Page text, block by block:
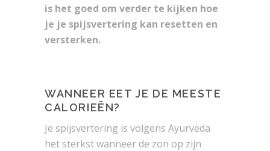
is het goed om verder te kijken hoe
je je spijsvertering kan resetten en
versterken.
WANNEER EET JE DE MEESTE
CALORIEËN?
Je spijsvertering is volgens Ayurveda
het sterkst wanneer de zon op zijn